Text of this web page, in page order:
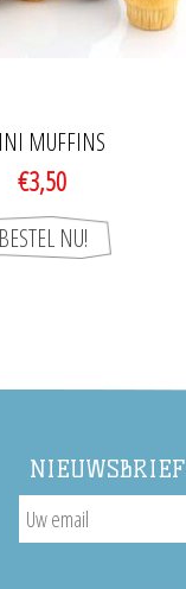
MUFFINS
€3,50
NIEUWSBRIEF